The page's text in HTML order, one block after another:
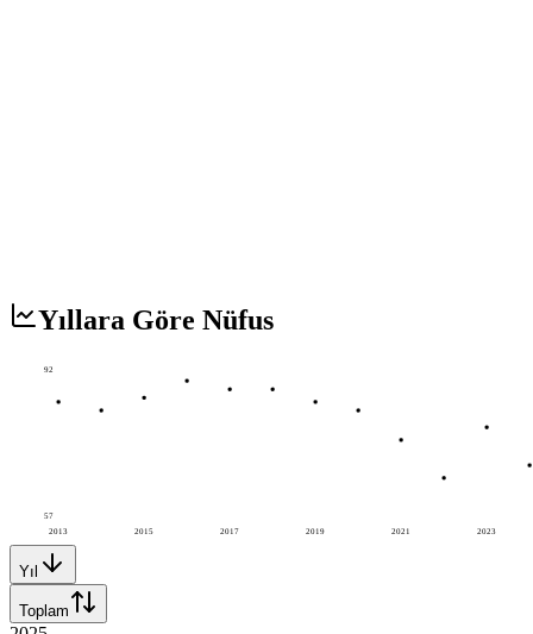
Yıllara Göre Nüfus
2013 2015 2017 2019 2021 2023
92
57
Yıl
Toplam